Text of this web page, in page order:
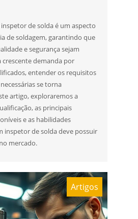
de solda é um aspecto
de soldagem, garantindo que
e segurança sejam
crescente demanda por
entender os requisitos
se torna
artigo, exploraremos a
as principais
e as habilidades
inspetor de solda deve possuir
mercado.
Artigos